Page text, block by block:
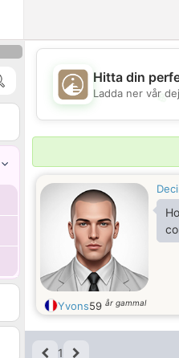
💖
Hitta din
Ladda ner vår
Yvons59 år gammal
1